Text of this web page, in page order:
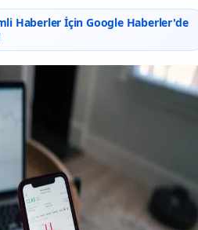
Haberler İçin Google Haberler'de